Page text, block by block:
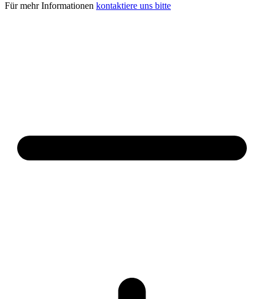
Für mehr Informationen kontaktiere uns bitte